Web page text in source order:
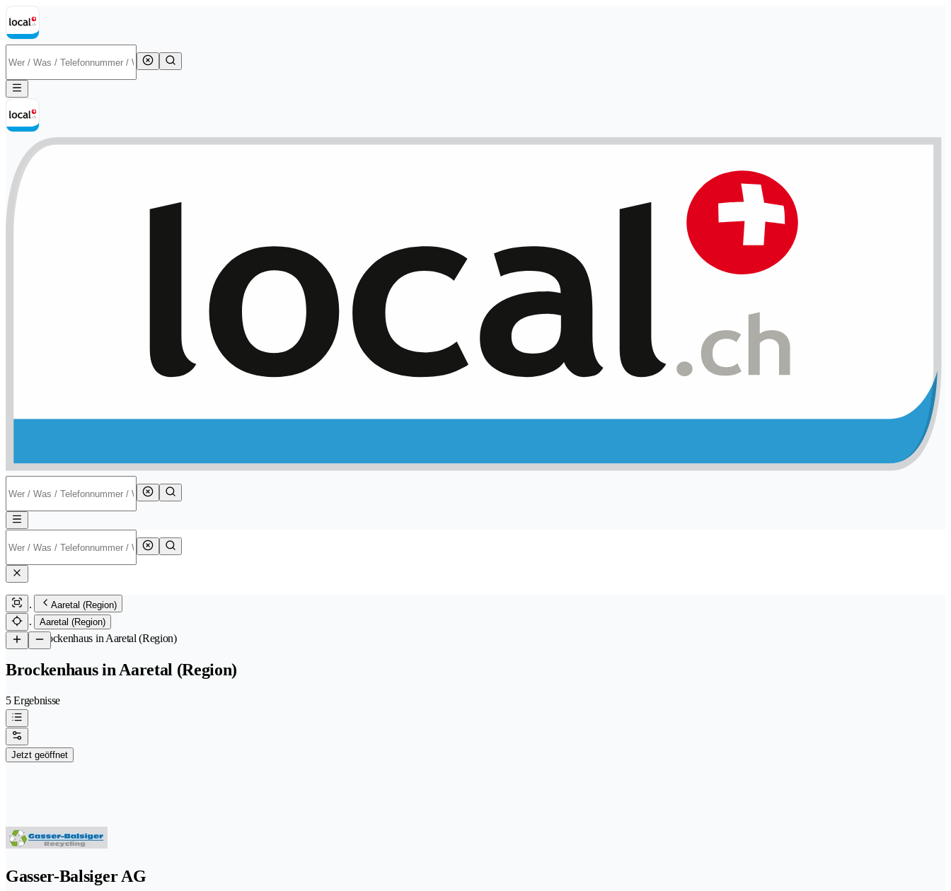
Aaretal (Region)
Aaretal (Region)
/Brockenhaus in Aaretal (Region)
Brockenhaus in Aaretal (Region)
5 Ergebnisse
Jetzt geöffnet
Gasser-Balsiger AG